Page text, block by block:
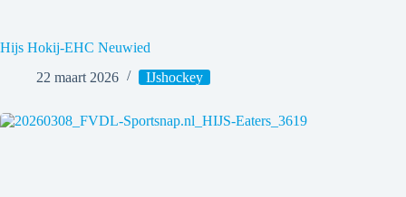
Hijs Hokij-EHC Neuwied
22 maart 2026
IJshockey